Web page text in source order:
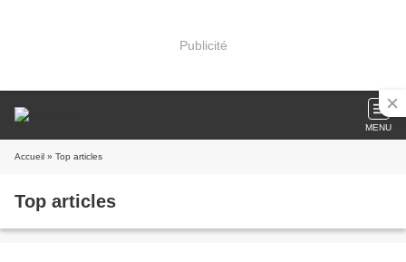
Publicité
MENU
Accueil » Top articles
Top articles